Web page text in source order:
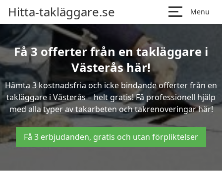
Hitta-takläggare.se Menu
Få 3 offerter från en takläggare i
Västerås här!
Hämta 3 kostnadsfria och icke bindande offerter från en
takläggare i Västerås – helt gratis! Få professionell hjälp
med alla typer av takarbeten och takrenoveringar här!
Få 3 erbjudanden, gratis och utan förpliktelser